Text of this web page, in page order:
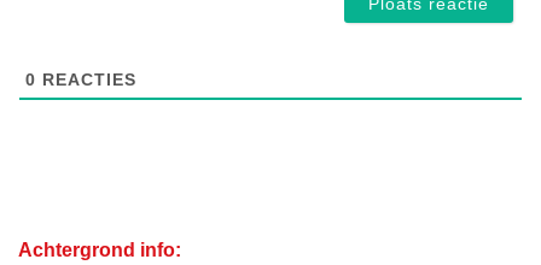
0 REACTIES
Achtergrond info: